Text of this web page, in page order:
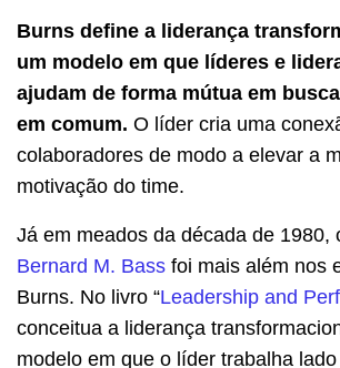
Burns define a liderança
um modelo em que líderes e
ajudam de forma mútua em
em comum. O líder cria uma
colaboradores de modo a elevar a
motivação do time.
Já em meados da década de 1980,
Bernard M. Bass foi mais além nos
Burns. No livro “Leadership and
conceitua a liderança
modelo em que o líder trabalha